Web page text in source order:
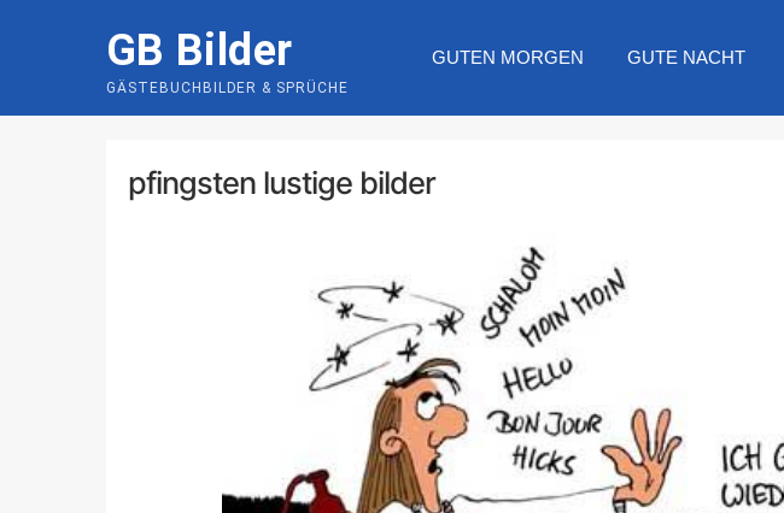
GB Bilder
GÄSTEBUCHBILDER & SPRÜCHE
GUTEN MORGEN GUTE NACHT
pfingsten lustige bilder